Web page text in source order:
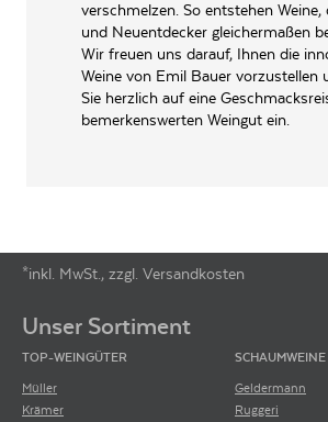
WEINTYPGESCHMACK
ARTIKELNUMMER
verschmelzen. So entstehen Weine,
und Neuentdecker gleichermaßen
Wir freuen uns darauf, Ihnen die
Weine von Emil Bauer vorzustellen
Sie herzlich auf eine
bemerkenswerten Weingut ein.
*inkl. MwSt., zzgl. Versandkosten
Unser Sortiment
TOP-WEINGÜTER
Müller
Krämer
SCHAUMWEINE
Geldermann
Ruggeri